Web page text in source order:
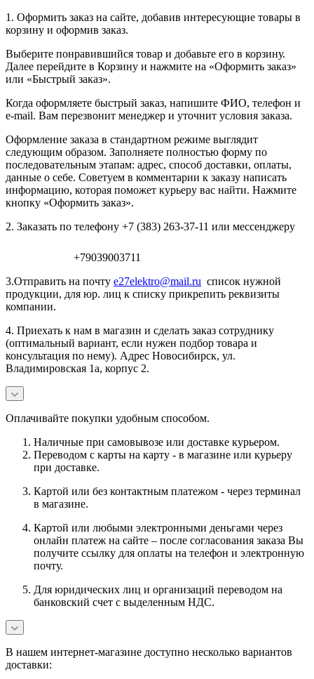
1. Оформить заказ на сайте, добавив интересующие товары в
корзину и оформив заказ.
Выберите понравившийся товар и добавьте его в корзину.
Далее перейдите в Корзину и нажмите на «Оформить заказ»
или «Быстрый заказ».
Когда оформляете быстрый заказ, напишите ФИО, телефон и
e-mail. Вам перезвонит менеджер и уточнит условия заказа.
Оформление заказа в стандартном режиме выглядит
следующим образом. Заполняете полностью форму по
последовательным этапам: адрес, способ доставки, оплаты,
данные о себе. Советуем в комментарии к заказу написать
информацию, которая поможет курьеру вас найти. Нажмите
кнопку «Оформить заказ».
2. Заказать по телефону +7 (383) 263-37-11 или мессенджеру
+79039003711
3.Отправить на почту e27elektro@mail.ru список нужной
продукции, для юр. лиц к списку прикрепить реквизиты
компании.
4. Приехать к нам в магазин и сделать заказ сотруднику
(оптимальный вариант, если нужен подбор товара и
консультация по нему). Адрес Новосибирск, ул.
Владимировская 1а, корпус 2.
Оплачивайте покупки удобным способом.
Наличные при самовывозе или доставке курьером.
Переводом с карты на карту - в магазине или курьеру
при доставке.
Картой или без контактным платежом - через терминал
в магазине.
Картой или любыми электронными деньгами через
онлайн платеж на сайте – после согласования заказа Вы
получите ссылку для оплаты на телефон и электронную
почту.
Для юридических лиц и организаций переводом на
банковский счет с выделенным НДС.
В нашем интернет-магазине доступно несколько вариантов
доставки: